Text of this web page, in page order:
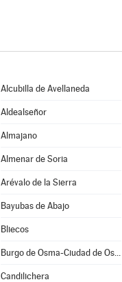
Alcubilla de Avellaneda
Aldealseñor
Almajano
Almenar de Soria
Arévalo de la Sierra
Bayubas de Abajo
Bliecos
Burgo de Osma-Ciudad de Osma
Candilichera